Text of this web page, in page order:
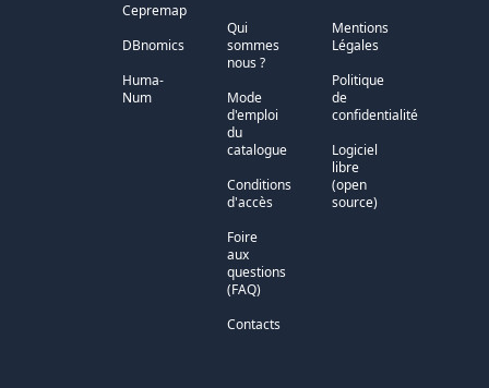
Cepremap
DBnomics
Huma-
Num
Qui
sommes
nous ?
Mode
d'emploi
du
catalogue
Conditions
d'accès
Foire
aux
questions
(FAQ)
Contacts
Mentions
Légales
Politique
de
confidentialité
Logiciel
libre
(open
source)